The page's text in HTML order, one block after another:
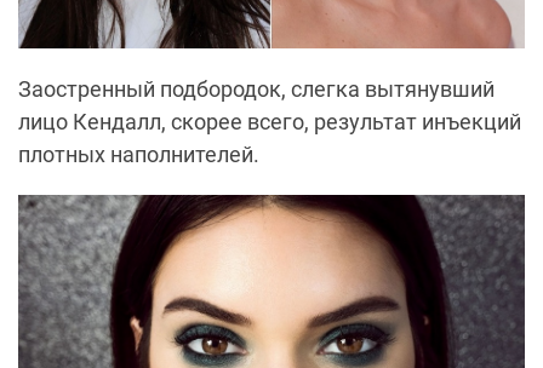
Заостренный подбородок, слегка вытянувший
лицо Кендалл, скорее всего, результат инъекций
плотных наполнителей.